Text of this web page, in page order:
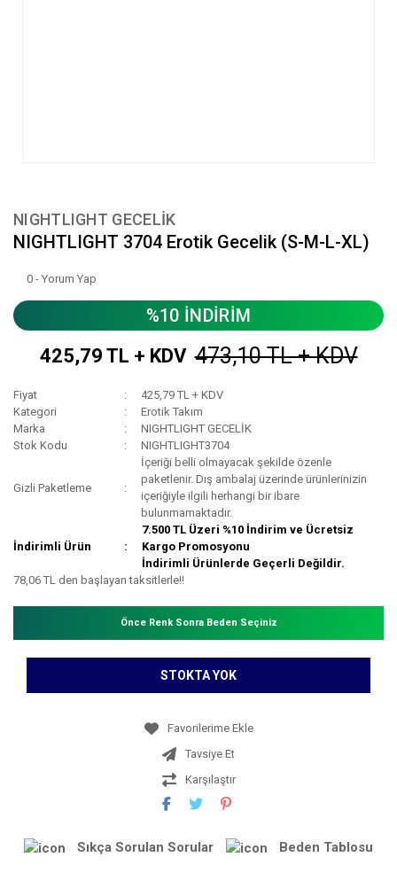
NIGHTLIGHT GECELİK
NIGHTLIGHT 3704 Erotik Gecelik (S-M-L-XL)
0 - Yorum Yap
%10 İNDİRİM
425,79 TL + KDV 473,10 TL + KDV
Fiyat
425,79 TL + KDV
Kategori
Erotik Takım
Marka
NIGHTLIGHT GECELİK
Stok Kodu
NIGHTLIGHT3704
Gizli Paketleme
İçeriği belli olmayacak şekilde özenle
paketlenir. Dış ambalaj üzerinde ürünlerinizin
içeriğiyle ilgili herhangi bir ibare
bulunmamaktadır.
İndirimli Ürün
7.500 TL Üzeri %10 İndirim ve Ücretsiz
Kargo Promosyonu
İndirimli Ürünlerde Geçerli Değildir.
78,06 TL den başlayan taksitlerle!!
Önce Renk Sonra Beden Seçiniz
STOKTA YOK
Tavsiye Et
Karşılaştır
Sıkça Sorulan Sorular Beden Tablosu